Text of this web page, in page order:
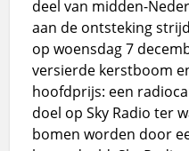
deel van midden-
aan de ontsteking
op woensdag 7
versierde kerstboom
hoofdprijs: een
doel op Sky Radio ter
bomen worden door